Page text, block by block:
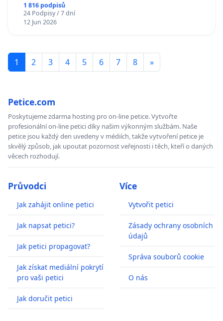
1 816 podpisů
24 Podpisy / 7 dní
12 Jun 2026
1 2 3 4 5 6 7 8 »
Petice.com
Poskytujeme zdarma hosting pro on-line petice. Vytvořte
profesionální on-line petici díky našim výkonným službám. Naše
petice jsou každý den uvedeny v médiích, takže vytvoření petice je
skvělý způsob, jak upoutat pozornost veřejnosti i těch, kteří o daných
věcech rozhodují.
Průvodci
Jak zahájit online petici
Jak napsat petici?
Jak petici propagovat?
Jak získat mediální pokrytí
pro vaši petici
Jak doručit petici
Více
Vytvořit petici
Zásady ochrany osobních
údajů
Správa souborů cookie
O nás